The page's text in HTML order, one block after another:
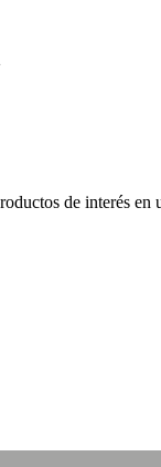
de interés